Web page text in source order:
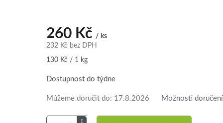
260 Kč / ks
232 Kč bez DPH
Měrná
130 Kč / 1 kg
Dostupnost do týdne
Můžeme doručit do: 17.8.2026 Možnosti doručení